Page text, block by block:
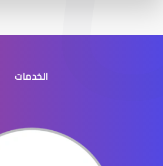
عيون الاطفال الخدجالخدمات